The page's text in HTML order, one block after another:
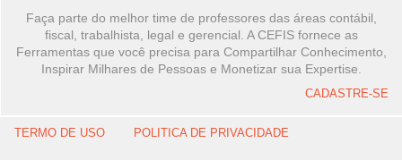
Faça parte do melhor time de professores das áreas contábil,
fiscal, trabalhista, legal e gerencial. A CEFIS fornece as
Ferramentas que você precisa para Compartilhar Conhecimento,
Inspirar Milhares de Pessoas e Monetizar sua Expertise.
CADASTRE-SE
TERMO DE USO POLITICA DE PRIVACIDADE